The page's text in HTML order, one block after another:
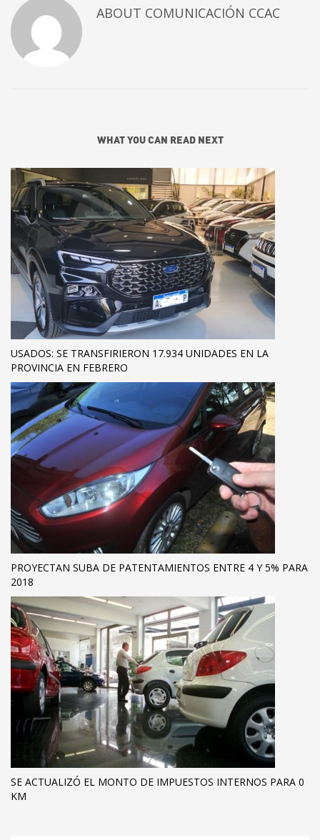
ABOUT COMUNICACIÓN CCAC
WHAT YOU CAN READ NEXT
USADOS: SE TRANSFIRIERON 17.934 UNIDADES EN LA
PROVINCIA EN FEBRERO
PROYECTAN SUBA DE PATENTAMIENTOS ENTRE 4 Y 5% PARA
2018
SE ACTUALIZÓ EL MONTO DE IMPUESTOS INTERNOS PARA 0
KM